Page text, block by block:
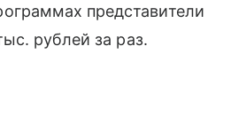
представители
рублей за раз.